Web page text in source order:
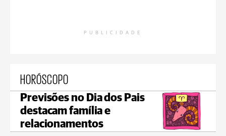
PUBLICIDADE
HORÓSCOPO
Previsões no Dia dos Pais
destacam família e
relacionamentos